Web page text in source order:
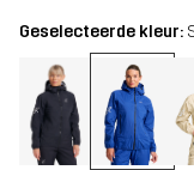
Geselecteerde kleur: